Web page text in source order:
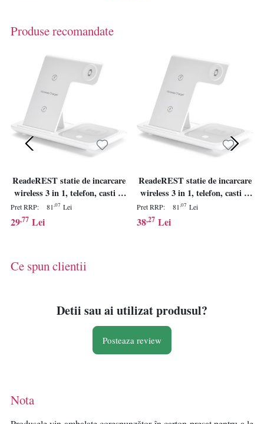
Produse recomandate
ReadeREST statie de incarcare
wireless 3 in 1, telefon, casti si
smartwatch, compatibil iPhone,
Android, AirPods, Apple
Watch, Samsung, Huawei,
Pret RRP: 81,07 Lei
29,77 Lei
ReadeREST statie de incarcare
wireless 3 in 1, telefon, casti si
smartwatch, compatibil iPhone,
Android, AirPods, Apple
Watch, Samsung, Huawei,
Pret RRP: 81,07 Lei
38,27 Lei
Ce spun clientii
Detii sau ai utilizat produsul?
Posteaza review
Nota